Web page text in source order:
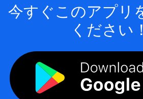
今すぐこのアプリ
ください！